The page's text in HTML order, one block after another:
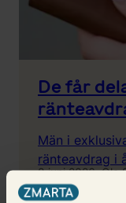
De får
Män i
ränteavdrag i
8 juni 2026,Ola